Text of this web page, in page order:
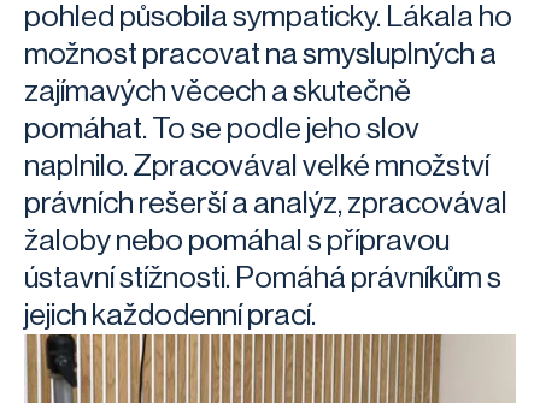
pohled působila sympaticky. Lákala ho
možnost pracovat na smysluplných a
zajímavých věcech a skutečně
pomáhat. To se podle jeho slov
naplnilo. Zpracovával velké množství
právních rešerší a analýz, zpracovával
žaloby nebo pomáhal s přípravou
ústavní stížnosti. Pomáhá právníkům s
jejich každodenní prací.